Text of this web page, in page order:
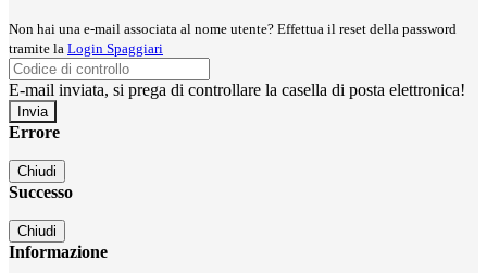
Non hai una e-mail associata al nome utente? Effettua il reset della password
tramite la Login Spaggiari
E-mail inviata, si prega di controllare la casella di posta elettronica!
Errore
Chiudi
Successo
Chiudi
Informazione